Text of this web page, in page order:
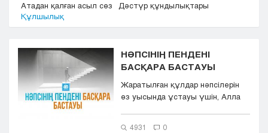
Павлодар
Петропавловск
Талдыкорган
Тараз
Туркестан
Уральск
Усть-Каменогорск
Атадан қалған асыл сөз
Дәстүр құндылықтары
Құлшылық
НӘПСІНІҢ ПЕНДЕНІ
БАСҚАРА БАСТАУЫ
Жаратылған құлдар нәпсілерін
өз уысында ұстауы үшін, Алла
4931 0